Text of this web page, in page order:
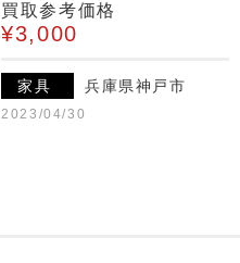
買取参考価格
¥3,000
家具 兵庫県神戸市
2023/04/30